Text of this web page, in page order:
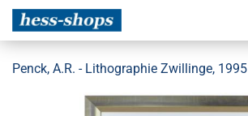
Penck, A.R. - Lithographie Zwillinge, 1995